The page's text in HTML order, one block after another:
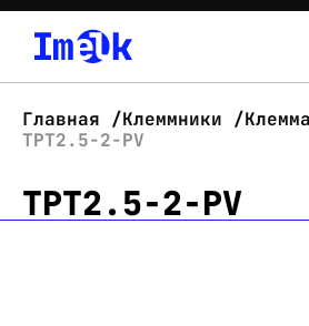
Новости
Главная Клеммники
TPT2.5-2-PV
TPT2.5-2-PV